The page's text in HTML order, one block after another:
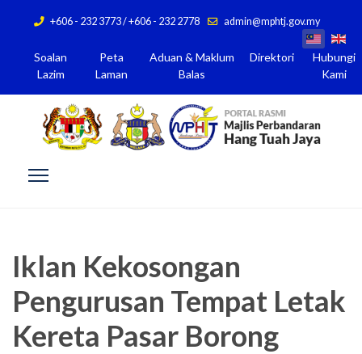
+606 - 232 3773 / +606 - 232 2778 admin@mphtj.gov.my
Soalan
Lazim
Peta
Laman
Aduan & Maklum
Balas
Direktori
Hubungi
Kami
Iklan Kekosongan
Pengurusan Tempat Letak
Kereta Pasar Borong